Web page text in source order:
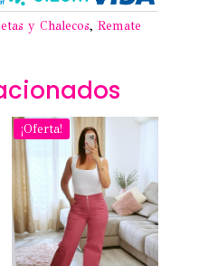
y Chalecos, Remate
¡Oferta!